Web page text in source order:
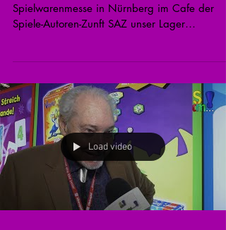
Spielwarenmesse in Nürnberg im Cafe der
Spiele-Autoren-Zunft SAZ unser Lager
Load video